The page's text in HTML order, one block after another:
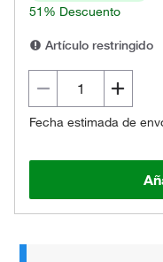
51% Descuento
Artículo restringido
Fecha estimada de